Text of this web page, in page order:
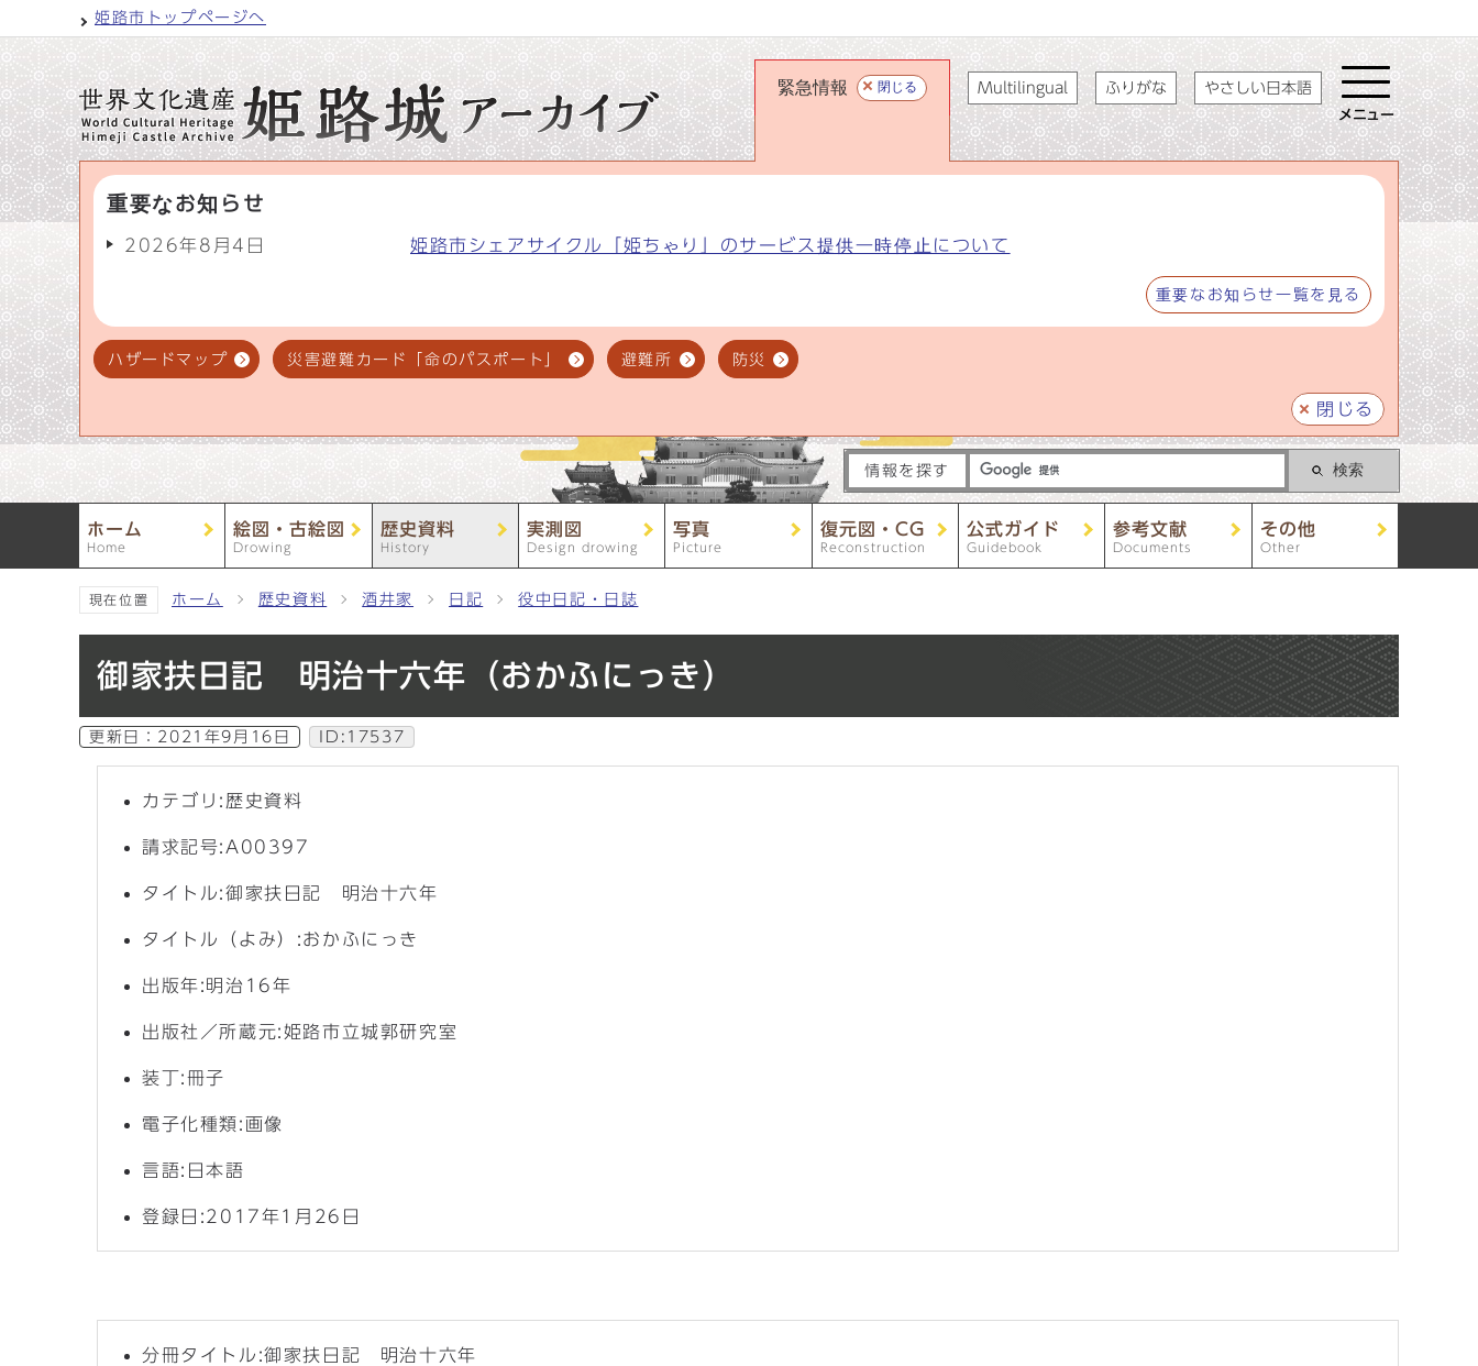
姫路市トップページへ
緊急情報 閉じる
重要なお知らせ
2026年8月4日 姫路市シェアサイクル「姫ちゃり」のサービス提供一時停止について
重要なお知らせ一覧を見る
ハザードマップ 災害避難カード「命のパスポート」 避難所 防災
閉じる
Multilingual ふりがな やさしい日本語
メニュー
情報を探す 検索
ホーム
Home
絵図・古絵図
Drowing
歴史資料
History
実測図
Design drowing
写真
Picture
復元図・CG
Reconstruction
公式ガイド
Guidebook
参考文献
Documents
その他
Other
現在位置 ホーム 歴史資料 酒井家 日記 役中日記・日誌
御家扶日記 明治十六年（おかふにっき）
更新日： 2021年9月16日 ID:17537
カテゴリ:歴史資料
請求記号:A00397
タイトル:御家扶日記 明治十六年
タイトル（よみ）:おかふにっき
出版年:明治16年
出版社／所蔵元:姫路市立城郭研究室
装丁:冊子
電子化種類:画像
言語:日本語
登録日:2017年1月26日
分冊タイトル:御家扶日記 明治十六年